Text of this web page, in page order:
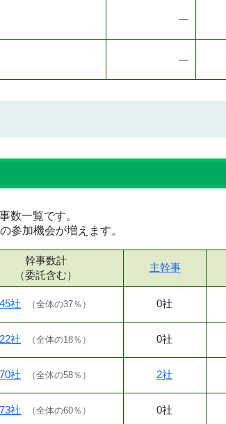
―
―
数一覧です。
参加機会が増えます。
幹事数計
（委託含む）
主幹事
45社 （全体の37％ ） 0社
22社 （全体の18％ ） 0社
70社 （全体の58％ ） 2社
73社 （全体の60％ ） 0社